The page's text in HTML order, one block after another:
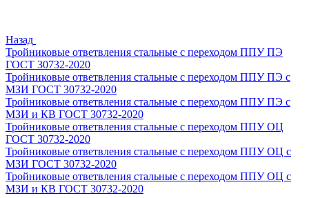
Назад
Тройниковые ответвления стальные с переходом ППУ ПЭ
ГОСТ 30732-2020
Тройниковые ответвления стальные с переходом ППУ ПЭ с
МЗИ ГОСТ 30732-2020
Тройниковые ответвления стальные с переходом ППУ ПЭ с
МЗИ и КВ ГОСТ 30732-2020
Тройниковые ответвления стальные с переходом ППУ ОЦ
ГОСТ 30732-2020
Тройниковые ответвления стальные с переходом ППУ ОЦ с
МЗИ ГОСТ 30732-2020
Тройниковые ответвления стальные с переходом ППУ ОЦ с
МЗИ и КВ ГОСТ 30732-2020